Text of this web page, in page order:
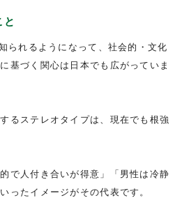
と
られるようになって、社会的・文化
基づく関心は日本でも広がっていま
るステレオタイプは、現在でも根強
で人付き合いが得意」「男性は冷静
ったイメージがその代表です。